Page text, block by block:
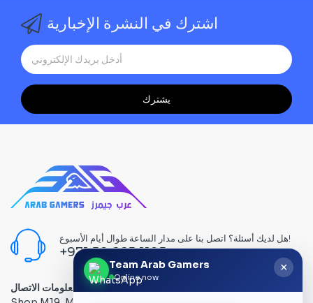
اشترك في النشرة الإخبارية
يشترك
هل لديك أسئلة؟ اتصل بنا على مدار الساعة طوال أيام الأسبوع!
+971 58 665 1195
معلومات الاتصال
×
Team Arab Gamers
Online now